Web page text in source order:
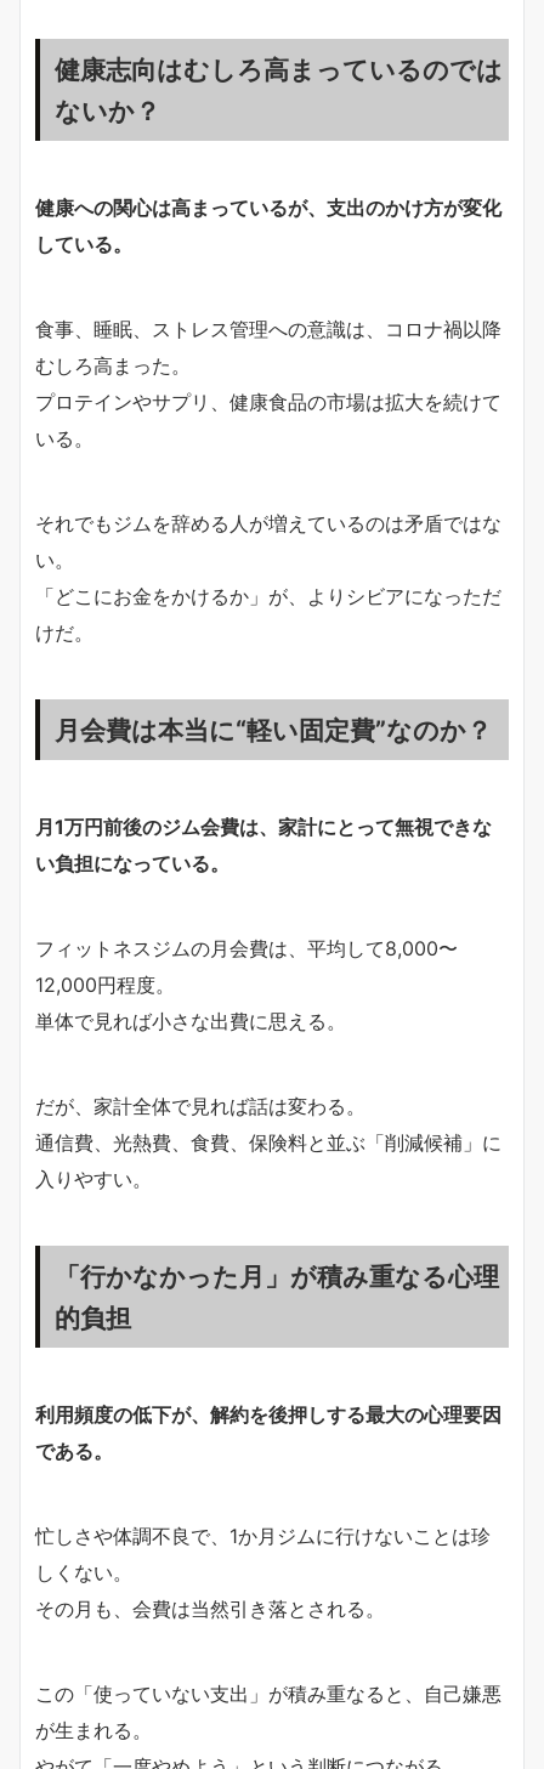
健康志向はむしろ高まっているのでは
ないか？
健康への関心は高まっているが、支出のかけ方が変化
している。
食事、睡眠、ストレス管理への意識は、コロナ禍以降
むしろ高まった。
プロテインやサプリ、健康食品の市場は拡大を続けて
いる。
それでもジムを辞める人が増えているのは矛盾ではな
い。
「どこにお金をかけるか」が、よりシビアになっただ
けだ。
月会費は本当に“軽い固定費”なのか？
月1万円前後のジム会費は、家計にとって無視できな
い負担になっている。
フィットネスジムの月会費は、平均して8,000〜
12,000円程度。
単体で見れば小さな出費に思える。
だが、家計全体で見れば話は変わる。
通信費、光熱費、食費、保険料と並ぶ「削減候補」に
入りやすい。
「行かなかった月」が積み重なる心理
的負担
利用頻度の低下が、解約を後押しする最大の心理要因
である。
忙しさや体調不良で、1か月ジムに行けないことは珍
しくない。
その月も、会費は当然引き落とされる。
この「使っていない支出」が積み重なると、自己嫌悪
が生まれる。